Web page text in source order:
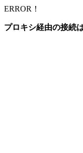
ERROR！
プロキシ経由の接続